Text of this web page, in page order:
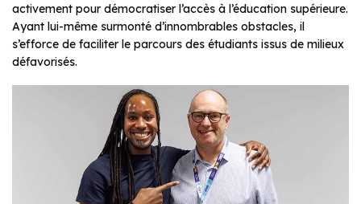
activement pour démocratiser l’accès à l’éducation supérieure.
Ayant lui-même surmonté d’innombrables obstacles, il
s’efforce de faciliter le parcours des étudiants issus de milieux
défavorisés.